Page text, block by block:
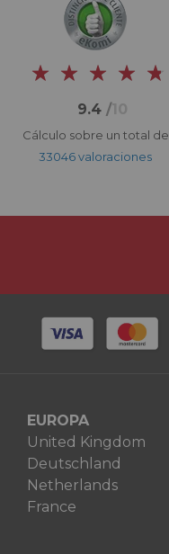
9.4 /10
Cálculo sobre un total de
33046 valoraciones
EUROPA
United Kingdom
Deutschland
Netherlands
France